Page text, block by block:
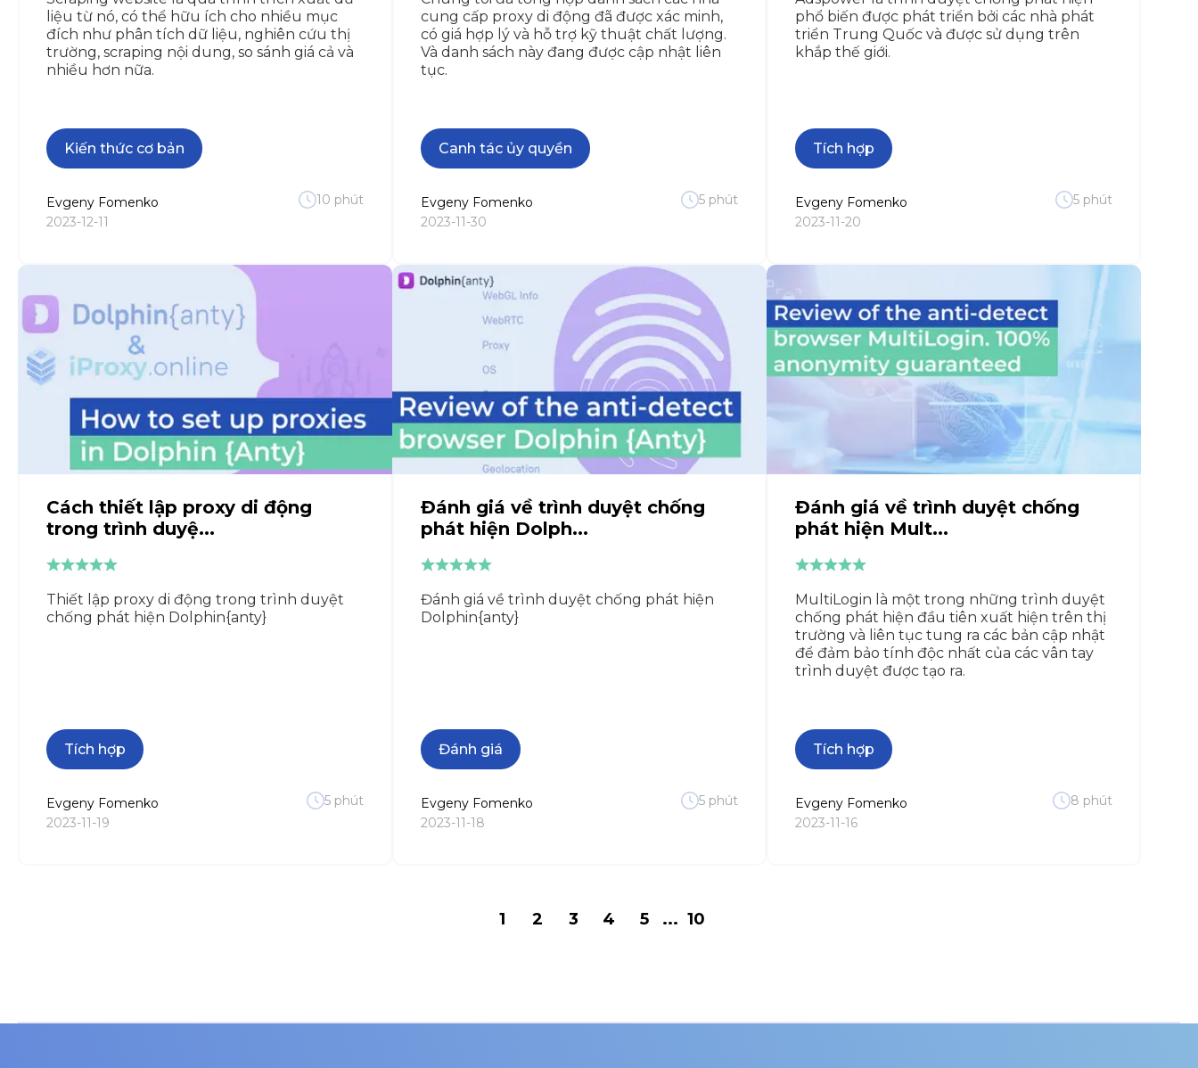
liệu từ nó, có thể hữu ích cho nhiều mục
đích như phân tích dữ liệu, nghiên cứu thị
trường, scraping nội dung, so sánh giá cả và
nhiều hơn nữa.
Kiến thức cơ bản
Evgeny Fomenko
2023-12-11
10 phút
cung cấp proxy di động đã được xác minh,
có giá hợp lý và hỗ trợ kỹ thuật chất lượng.
Và danh sách này đang được cập nhật liên
tục.
Canh tác ủy quyền
Evgeny Fomenko
2023-11-30
5 phút
phổ biến được phát triển bởi các nhà phát
triển Trung Quốc và được sử dụng trên
khắp thế giới.
Tích hợp
Evgeny Fomenko
2023-11-20
5 phút
Cách thiết lập proxy di động
trong trình duyệ...
Thiết lập proxy di động trong trình duyệt
chống phát hiện Dolphin{anty}
Tích hợp
Evgeny Fomenko
2023-11-19
5 phút
Đánh giá về trình duyệt chống
phát hiện Dolph...
Đánh giá về trình duyệt chống phát hiện
Dolphin{anty}
Đánh giá
Evgeny Fomenko
2023-11-18
5 phút
Đánh giá về trình duyệt chống
phát hiện Mult...
MultiLogin là một trong những trình duyệt
chống phát hiện đầu tiên xuất hiện trên thị
trường và liên tục tung ra các bản cập nhật
để đảm bảo tính độc nhất của các vân tay
trình duyệt được tạo ra.
Tích hợp
Evgeny Fomenko
2023-11-16
8 phút
1 2 3 4 5 ... 10